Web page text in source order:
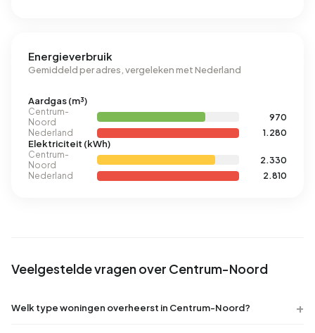
Energieverbruik
Gemiddeld per adres, vergeleken met Nederland
Aardgas (m³)
Centrum-
Noord
970
Nederland
1.280
Elektriciteit (kWh)
Centrum-
Noord
2.330
Nederland
2.810
Veelgestelde vragen over Centrum-Noord
Welk type woningen overheerst in Centrum-Noord?